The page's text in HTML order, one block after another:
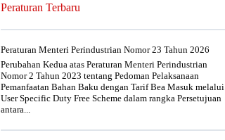
Peraturan Terbaru
Peraturan Menteri Perindustrian Nomor 23 Tahun 2026
Perubahan Kedua atas Peraturan Menteri Perindustrian
Nomor 2 Tahun 2023 tentang Pedoman Pelaksanaan
Pemanfaatan Bahan Baku dengan Tarif Bea Masuk melalui
User Specific Duty Free Scheme dalam rangka Persetujuan
antara...